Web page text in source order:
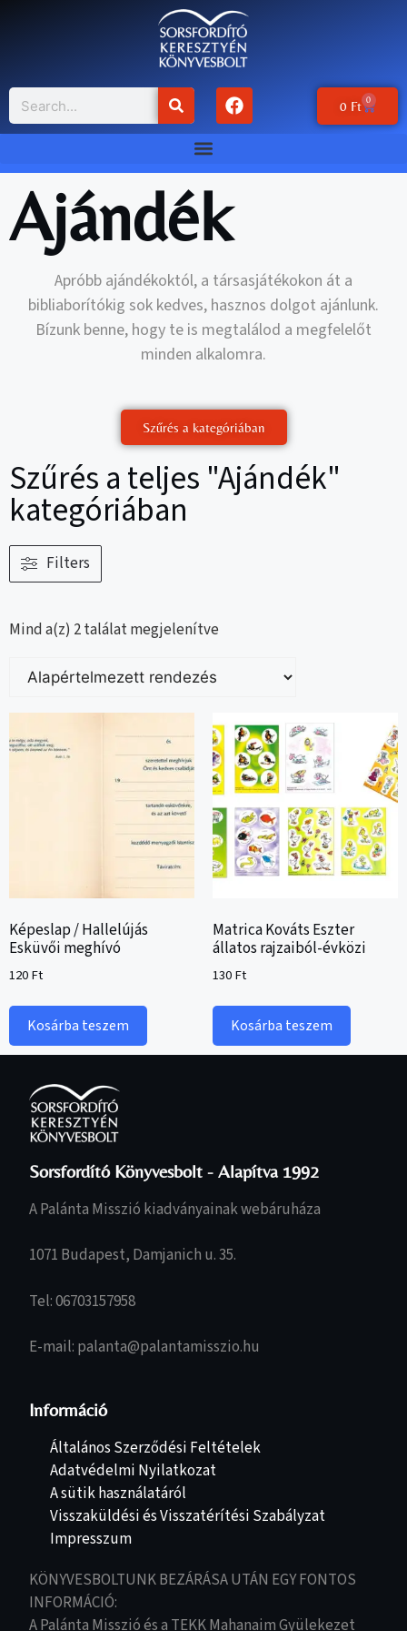
0 Ft 0
Ajándék
Apróbb ajándékoktól, a társasjátékokon át a
bibliaborítókig sok kedves, hasznos dolgot ajánlunk.
Bízunk benne, hogy te is megtalálod a megfelelőt
minden alkalomra.
Szűrés a kategóriában
Szűrés a teljes "Ajándék"
kategóriában
Filters
Mind a(z) 2 találat megjelenítve
Képeslap / Hallelújás
Esküvői meghívó
120Ft
Kosárba teszem
Matrica Kováts Eszter
állatos rajzaiból-évközi
130Ft
Kosárba teszem
Sorsfordító Könyvesbolt - Alapítva 1992
A Palánta Misszió kiadványainak webáruháza
1071 Budapest, Damjanich u. 35.
Tel: 06703157958
E-mail: palanta@palantamisszio.hu
Információ
Általános Szerződési Feltételek
Adatvédelmi Nyilatkozat
A sütik használatáról
Visszaküldési és Visszatérítési Szabályzat
Impresszum
KÖNYVESBOLTUNK BEZÁRÁSA UTÁN EGY FONTOS
INFORMÁCIÓ:
A Palánta Misszió és a TEKK Mahanaim Gyülekezet